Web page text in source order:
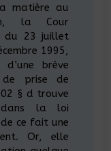
matière au
la Cour
du 23 juillet
1995,
brève
prise de
§ d trouve
dans la loi
ce fait une
Or, elle